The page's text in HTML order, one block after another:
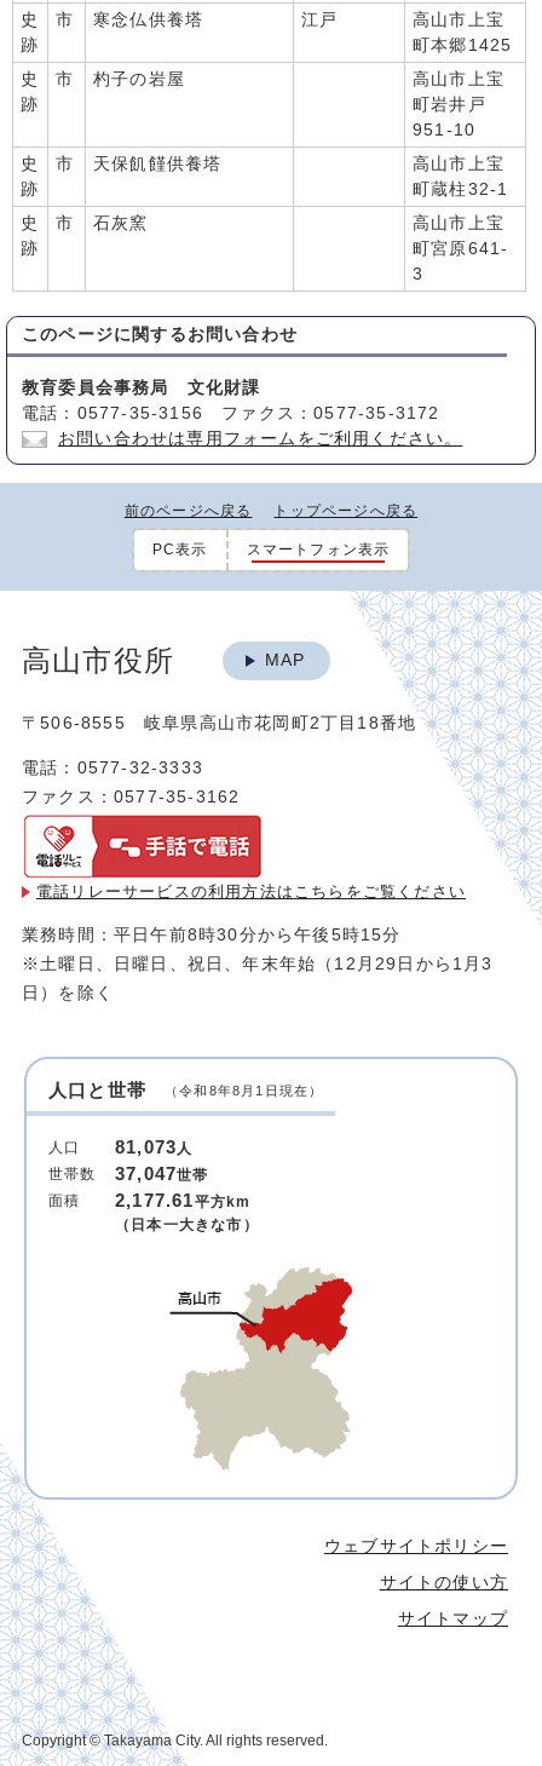
史
跡
市 寒念仏供養塔 江戸
高山市上宝
町本郷1425
史
跡
市 杓子の岩屋
高山市上宝
町岩井戸
951-10
史
跡
市 天保飢饉供養塔
高山市上宝
町蔵柱32-1
史
跡
市 石灰窯
高山市上宝
町宮原641-
3
このページに関する お問い合わせ
教育委員会事務局 文化財課
電話：0577-35-3156 ファクス：0577-35-3172
お問い合わせは専用フォームをご利用ください。
前のページへ戻る トップページへ戻る
PC表示 スマートフォン表示
高山市役所 MAP
〒506-8555 岐阜県高山市花岡町2丁目18番地
電話：0577-32-3333
ファクス：0577-35-3162
電話リレーサービスの利用方法は こちらをご覧ください
業務時間：平日午前8時30分から午後5時15分
※土曜日、日曜日、祝日、年末年始（12月29日から1月3
日）を除く
人口と世帯 （令和8年8月1日現在）
人口 81,073人
世帯数
37,047世帯
面積
2,177.61平方km
（日本一大きな市）
ウェブサイトポリシー
サイトの使い方
サイトマップ
Copyright © Takayama City. All rights reserved.